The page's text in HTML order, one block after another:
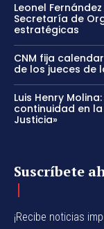
Leonel
Secretaría de
estratégicas
CNM fija
de los jueces de
Luis Henry
continuidad en
Justicia»
Suscríbete
¡Recibe noticias